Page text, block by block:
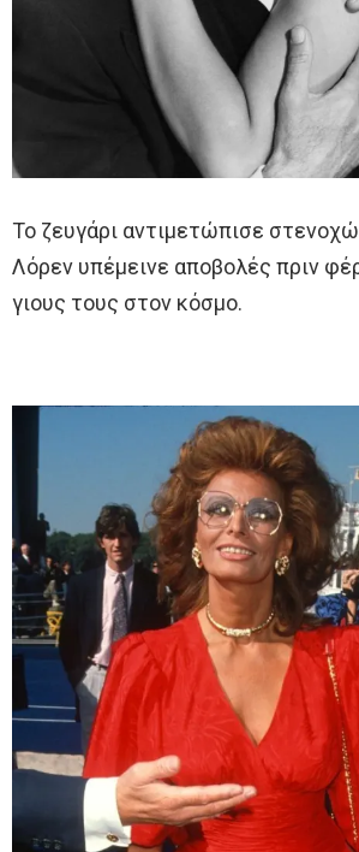
Το ζευγάρι αντιμετώπισε
Λόρεν υπέμεινε αποβολές πριν
γιους τους στον κόσμο.